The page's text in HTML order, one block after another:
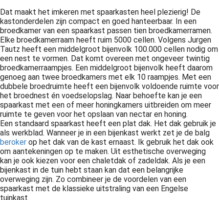
Dat maakt het imkeren met spaarkasten heel plezierig! De
kastonderdelen zijn compact en goed hanteerbaar. In een
broedkamer van een spaarkast passen tien broedkamerramen.
Elke broedkamerraam heeft ruim 5000 cellen. Volgens Jurgen
Tautz heeft een middelgroot bijenvolk 100.000 cellen nodig om
een nest te vormen. Dat komt overeen met ongeveer twintig
broedkamerraampjes. Een middelgroot bijenvolk heeft daarom
genoeg aan twee broedkamers met elk 10 raampjes. Met een
dubbele broedruimte heeft een bijenvolk voldoende ruimte voor
het broednest én voedselopslag. Naar behoefte kan je een
spaarkast met een of meer honingkamers uitbreiden om meer
ruimte te geven voor het opslaan van nectar en honing.
Een standaard spaarkast heeft een plat dak. Het dak gebruik je
als werkblad. Wanneer je in een bijenkast werkt zet je de balg
beroker op het dak van de kast ernaast. Ik gebruik het dak ook
om aantekeningen op te maken. Uit esthetische overweging
kan je ook kiezen voor een chaletdak of zadeldak. Als je een
bijenkast in de tuin hebt staan kan dat een belangrijke
overweging zijn. Zo combineer je de voordelen van een
spaarkast met de klassieke uitstraling van een Engelse
tuinkast.